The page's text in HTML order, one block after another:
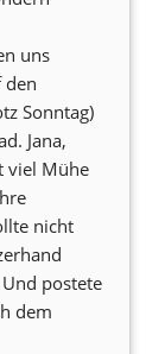
uns
den
Sonntag)
Jana,
viel Mühe
nicht
postete
dem